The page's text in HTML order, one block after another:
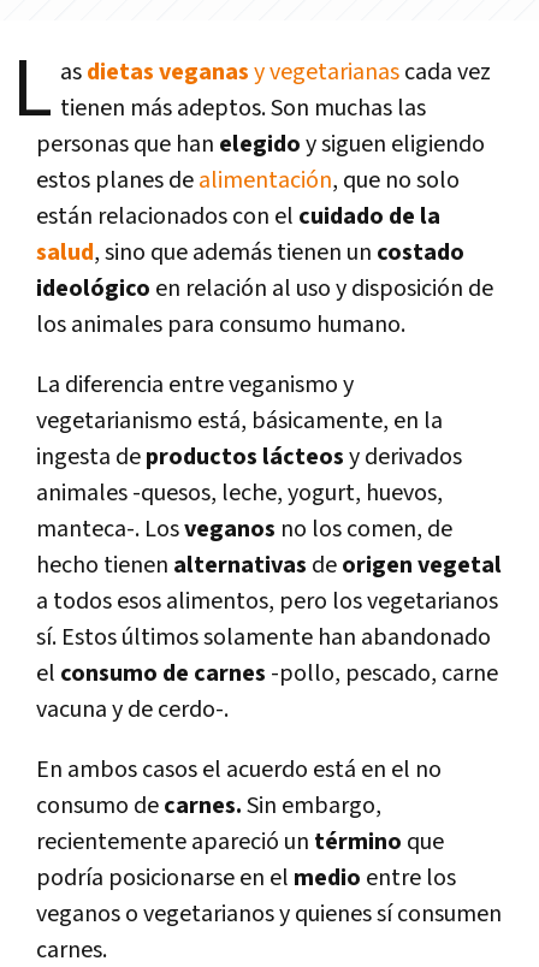
L asdietas veganasy vegetarianascada vez
tienen más adeptos. Son muchas las
personas que han elegidoy siguen eligiendo
estos planes dealimentación, que no solo
están relacionados con el cuidado de la
salud, sino que además tienen un costado
ideológico en relación al uso y disposición de
los animales para consumo humano.
La diferencia entre veganismo y
vegetarianismo está, básicamente, en la
ingesta deproductos lácteosy derivados
animales -quesos, leche, yogurt, huevos,
manteca-. Losveganos no los comen, de
hecho tienen alternativas deorigen vegetal
a todos esos alimentos, pero los vegetarianos
sí. Estos últimos solamente han abandonado
el consumo de carnes -pollo, pescado, carne
vacuna y de cerdo-.
En ambos casos el acuerdo está en el no
consumo decarnes.Sin embargo,
recientemente apareció un término que
podría posicionarse en el medio entre los
veganos o vegetarianos y quienes sí consumen
carnes.